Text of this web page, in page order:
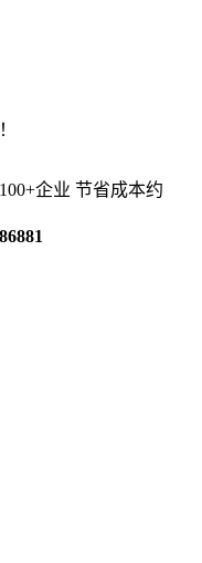
企业 节省成本约